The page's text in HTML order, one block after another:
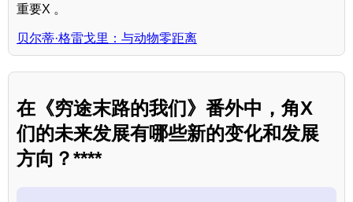
重要X 。
贝尔蒂·格雷戈里：与动物零距离
在《穷途末路的我们》番外中，角X
们的未来发展有哪些新的变化和发展
方向？****